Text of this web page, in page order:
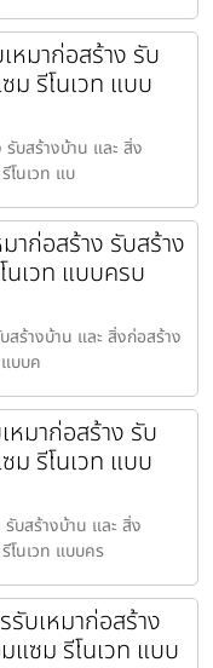
หมาก่อสร้าง รับ
ม รีโนเวท แบบ
รับสร้างบ้าน และ สิ่ง
นเวท แบ
าก่อสร้าง รับสร้าง
เวท แบบครบ
สร้างบ้าน และ สิ่งก่อสร้าง
บบค
มาก่อสร้าง รับ
ม รีโนเวท แบบ
บสร้างบ้าน และ สิ่ง
นเวท แบบคร
บเหมาก่อสร้าง
แซม รีโนเวท แบบ